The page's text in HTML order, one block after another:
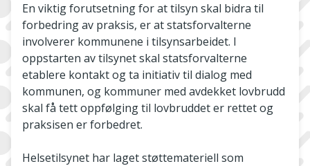
En viktig forutsetning for at tilsyn skal bidra til
forbedring av praksis, er at statsforvalterne
involverer kommunene i tilsynsarbeidet. I
oppstarten av tilsynet skal statsforvalterne
etablere kontakt og ta initiativ til dialog med
kommunen, og kommuner med avdekket lovbrudd
skal få tett oppfølging til lovbruddet er rettet og
praksisen er forbedret.
Helsetilsynet har laget støttemateriell som